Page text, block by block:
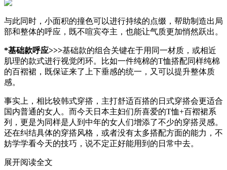
与此同时，小面积的撞色可以进行持续的点缀，帮助制造出局
部和整体的呼应，既不喧宾夺主，也能让气质更加悄然跃出。
*基础款呼应>>>基础款的组合关键在于用同一材质，或相近
肌理的款式进行视觉闭环。比如一件纯棉的T恤搭配同样纯棉
的百褶裙，既保证来了上下垂感的统一，又可以提升整体质
感。
事实上，相比较韩式穿搭，主打舒适百搭的日式穿搭会更适合
国内普通的女人。而今天日本主妇们所喜爱的T恤+百褶裙系
列，更是为同样是人到中年的女人们增添了不少的穿搭灵感。
还在纠结具体的穿搭风格，或者没有太多搭配方面的能力，不
妨学学看今天的技巧，说不定正好能用到的日常中去。
展开阅读全文